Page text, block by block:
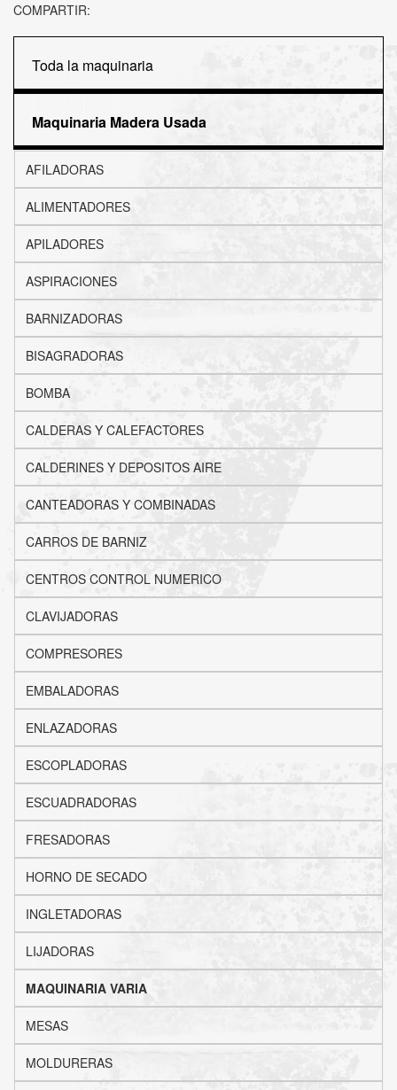
COMPARTIR:
Toda la maquinaria
Maquinaria Madera Usada
AFILADORAS
ALIMENTADORES
APILADORES
ASPIRACIONES
BARNIZADORAS
BISAGRADORAS
BOMBA
CALDERAS Y CALEFACTORES
CALDERINES Y DEPOSITOS AIRE
CANTEADORAS Y COMBINADAS
CARROS DE BARNIZ
CENTROS CONTROL NUMERICO
CLAVIJADORAS
COMPRESORES
EMBALADORAS
ENLAZADORAS
ESCOPLADORAS
ESCUADRADORAS
FRESADORAS
HORNO DE SECADO
INGLETADORAS
LIJADORAS
MAQUINARIA VARIA
MESAS
MOLDURERAS